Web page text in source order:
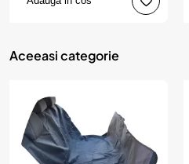
Aceeasi categorie